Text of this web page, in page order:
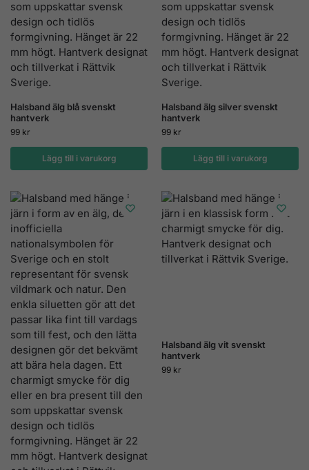
Halsband älg blå svenskt
hantverk
99 kr
Lägg till i varukorg
Halsband älg silver svenskt
hantverk
99 kr
Lägg till i varukorg
Halsband älg vit svenskt
hantverk
99 kr